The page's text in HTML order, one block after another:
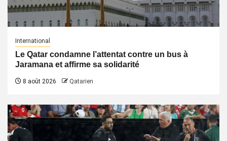
International
Le Qatar condamne l’attentat contre un bus à
Jaramana et affirme sa solidarité
8 août 2026 Qatarien